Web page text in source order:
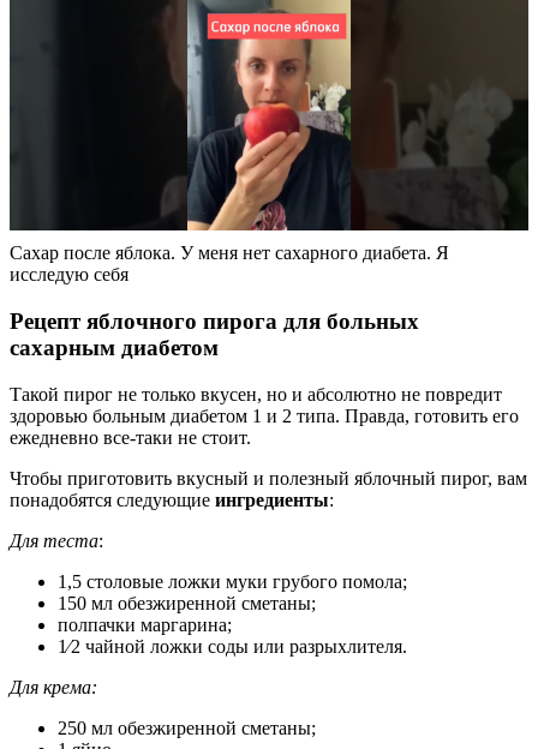
Сахар после яблока. У меня нет сахарного диабета. Я
исследую себя
Рецепт яблочного пирога для больных
сахарным диабетом
Такой пирог не только вкусен, но и абсолютно не повредит
здоровью больным диабетом 1 и 2 типа. Правда, готовить его
ежедневно все-таки не стоит.
Чтобы приготовить вкусный и полезный яблочный пирог, вам
понадобятся следующие ингредиенты:
Для теста:
1,5 столовые ложки муки грубого помола;
150 мл обезжиренной сметаны;
полпачки маргарина;
1⁄2 чайной ложки соды или разрыхлителя.
Для крема:
250 мл обезжиренной сметаны;